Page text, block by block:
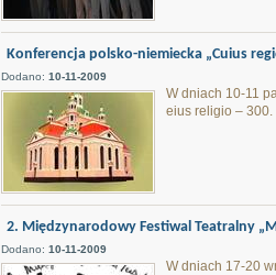
Konferencja polsko-niemiecka „Cuius
Dodano: 10-11-2009
W dniach 10-11
eius religio – 300.
2. Międzynarodowy Festiwal Teatralny
Dodano: 10-11-2009
W dniach 17-20